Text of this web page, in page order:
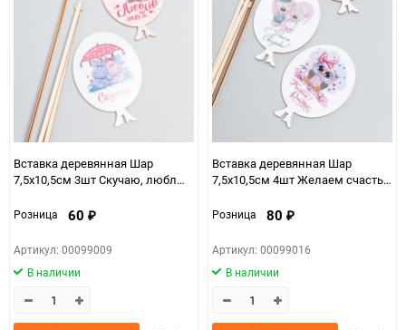
Вставка деревянная Шар
7,5х10,5см 3шт Скучаю, люблю!
Розница 60 ₽
Артикул: 00099009
В наличии
Вставка деревянная Шар
7,5х10,5см 4шт Желаем счастья!
Розница 80 ₽
Артикул: 00099016
В наличии